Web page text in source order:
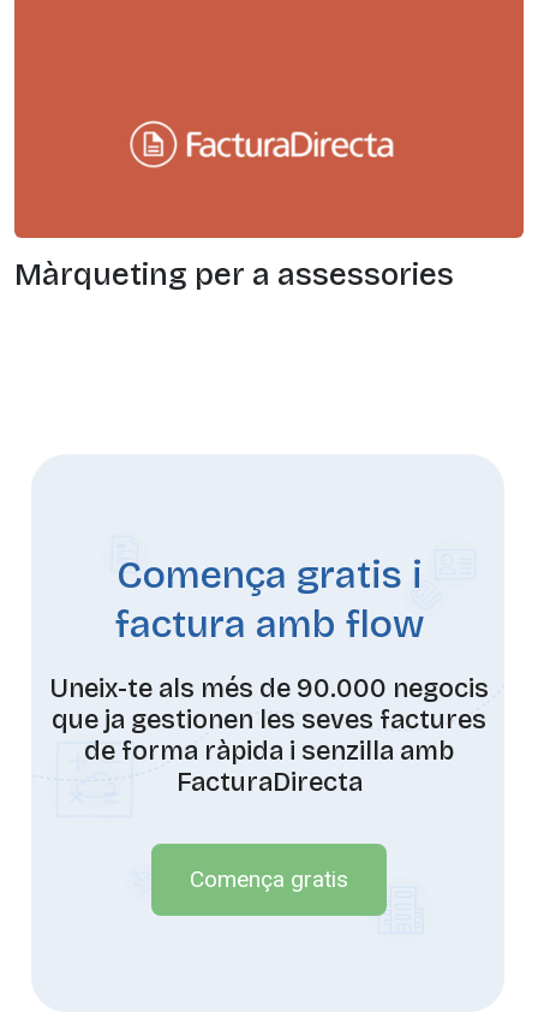
Màrqueting per a assessories
Comença gratis i
factura amb flow
Uneix-te als més de 90.000 negocis
que ja gestionen les seves factures
de forma ràpida i senzilla amb
FacturaDirecta
Comença gratis